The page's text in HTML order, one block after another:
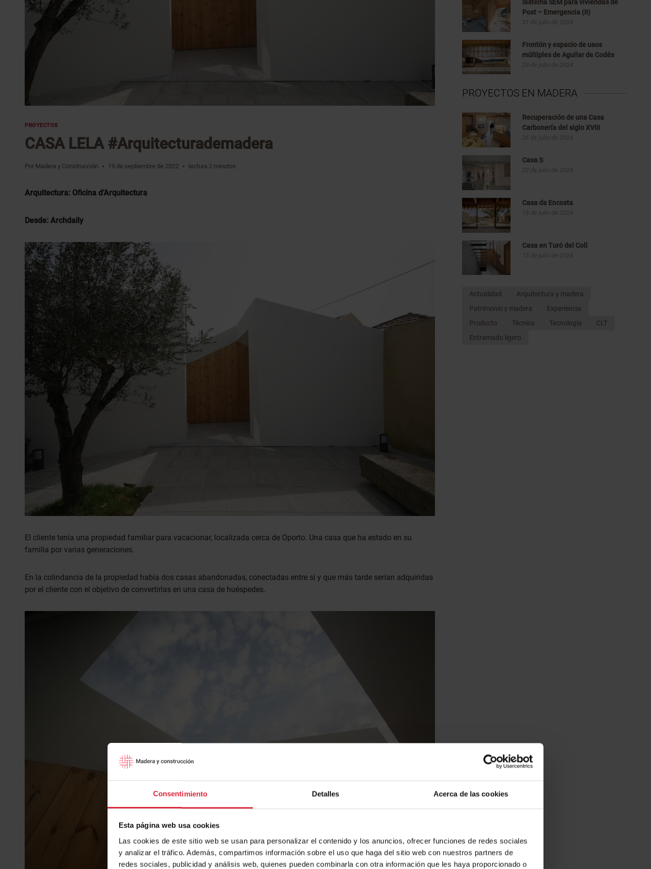
Consentimiento Detalles Acerca de las cookies
Esta página web usa cookies
Las cookies de este sitio web se usan para personalizar el contenido y los anuncios, ofrecer funciones de redes sociales
y analizar el tráfico. Además, compartimos información sobre el uso que haga del sitio web con nuestros partners de
redes sociales, publicidad y análisis web, quienes pueden combinarla con otra información que les haya proporcionado o
PROYECTOS
CASA LELA #Arquitecturademadera
Por Madera y Construcción 19 de septiembre de 2022 lectura 2 minutos
Arquitectura: Oficina d’Arquitectura
Desde: Archdaily
El cliente tenía una propiedad familiar para vacacionar, localizada cerca de Oporto. Una casa que ha estado en su
familia por varias generaciones.
En la colindancia de la propiedad había dos casas abandonadas, conectadas entre sí y que más tarde serían adquiridas
por el cliente con el objetivo de convertirlas en una casa de huéspedes.
Sistema SEM para viviendas de
Post – Emergencia (II)
31 de julio de 2024
Frontón y espacio de usos
múltiples de Aguilar de Codés
29 de julio de 2024
PROYECTOS EN MADERA
Recuperación de una Casa
Carbonería del siglo XVIII
26 de julio de 2024
Casa S
22 de julio de 2024
Casa da Encosta
18 de julio de 2024
Casa en Turó del Coll
15 de julio de 2024
Actualidad
Arquitectura y madera
Patrimonio y madera
Experiencia
Producto
Técnica Tecnología
CLT
Entramado ligero